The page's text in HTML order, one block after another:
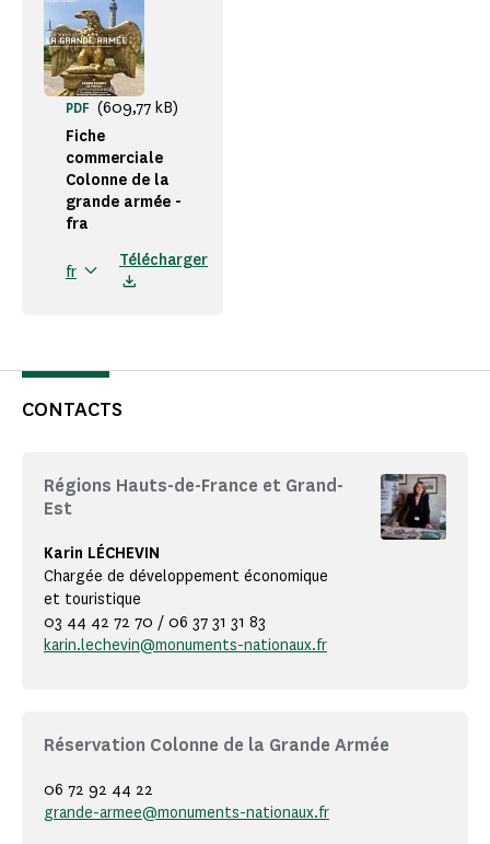
Fiche
commerciale
Colonne de la
grande armée -
fra
PDF (609,77 kB)
fr
Télécharger
CONTACTS
Régions Hauts-de-France et Grand-
Est
Karin LÉCHEVIN
Chargée de développement économique
et touristique
03 44 42 72 70 / 06 37 31 31 83
karin.lechevin@monuments-nationaux.fr
Réservation Colonne de la Grande Armée
06 72 92 44 22
grande-armee@monuments-nationaux.fr